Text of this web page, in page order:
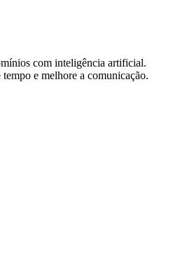
com inteligência artificial.
e melhore a comunicação.